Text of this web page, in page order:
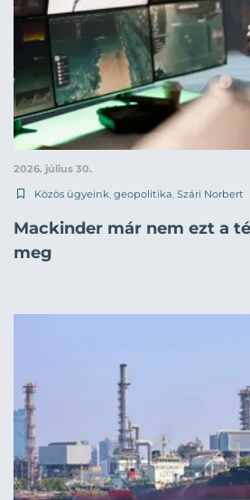
2026. július 30.
Közös ügyeink, geopolitika, Szári Norbert
Mackinder már nem ezt a
meg